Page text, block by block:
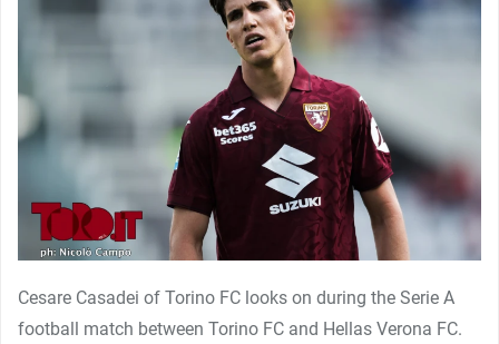
Cesare Casadei of Torino FC looks on during the Serie A
football match between Torino FC and Hellas Verona FC.